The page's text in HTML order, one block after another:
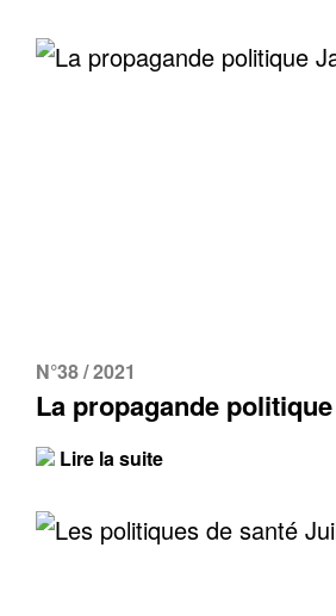
N°38 / 2021
La propagande
Lire la suite